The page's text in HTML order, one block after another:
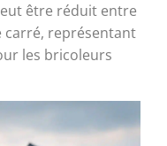
être réduit entre
carré, représentant
les bricoleurs